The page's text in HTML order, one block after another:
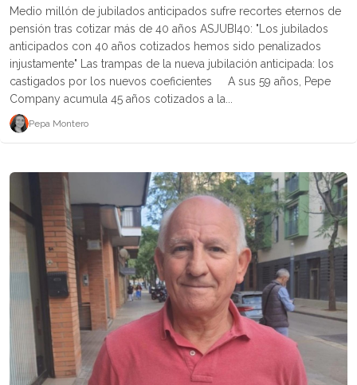
Medio millón de jubilados anticipados sufre recortes eternos de
pensión tras cotizar más de 40 años ASJUBI40: "Los jubilados
anticipados con 40 años cotizados hemos sido penalizados
injustamente" Las trampas de la nueva jubilación anticipada: los
castigados por los nuevos coeficientes A sus 59 años, Pepe
Company acumula 45 años cotizados a la...
Pepa Montero